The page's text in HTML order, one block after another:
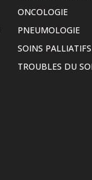
ONCOLOGIE
PNEUMOLOGIE
SOINS PALLIATIFS
TROUBLES DU